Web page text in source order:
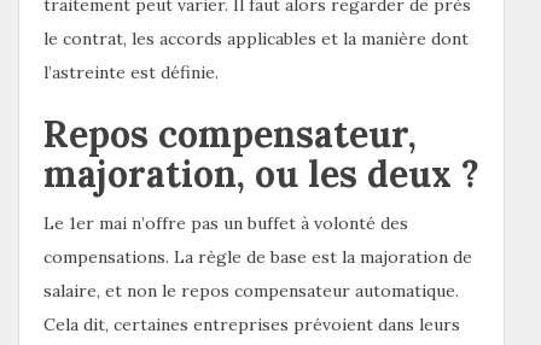
le contrat, les accords applicables et la manière dont
l’astreinte est définie.
Repos compensateur,
majoration, ou les deux ?
Le 1er mai n’offre pas un buffet à volonté des
compensations. La règle de base est la majoration de
salaire, et non le repos compensateur automatique.
Cela dit, certaines entreprises prévoient dans leurs